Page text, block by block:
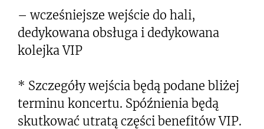
– wcześniejsze wejście do hali,
dedykowana obsługa i dedykowana
kolejka VIP
* Szczegóły wejścia będą podane bliżej
terminu koncertu. Spóźnienia będą
skutkować utratą części benefitów VIP.